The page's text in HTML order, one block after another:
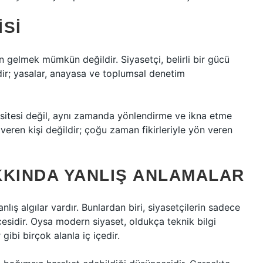
gelmek mümkün değildir. Siyasetçi, belirli bir gücü
yasalar, anayasa ve toplumsal denetim
değil, aynı zamanda yönlendirme ve ikna etme
kişi değildir; çoğu zaman fikirleriyle yön veren
YANLIŞ ANLAMALAR
algılar vardır. Bunlardan biri, siyasetçilerin sadece
Oysa modern siyaset, oldukça teknik bilgi
gibi birçok alanla iç içedir.